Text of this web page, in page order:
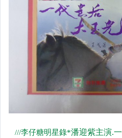
明星彩頁廣告